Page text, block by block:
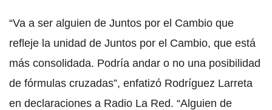
“Va a ser alguien de Juntos por el Cambio que
refleje la unidad de Juntos por el Cambio, que está
más consolidada. Podría andar o no una posibilidad
de fórmulas cruzadas”, enfatizó Rodríguez Larreta
en declaraciones a Radio La Red. “Alguien de